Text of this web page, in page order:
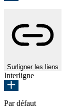
Surligner les liens
Interligne
Par défaut